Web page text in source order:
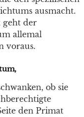
ausmacht.
geht der
allemal
voraus.
ob sie
den Primat